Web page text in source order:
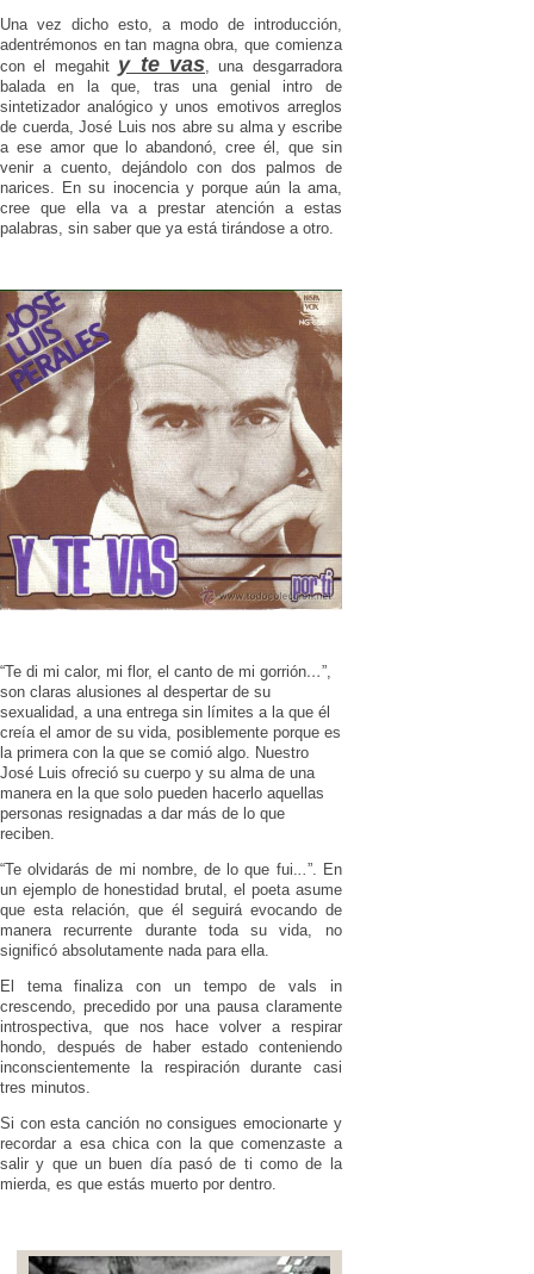
Una vez dicho esto, a modo de introducción,
adentrémonos en tan magna obra, que comienza
con el megahit y te vas, una desgarradora
balada en la que, tras una genial intro de
sintetizador analógico y unos emotivos arreglos
de cuerda, José Luis nos abre su alma y escribe
a ese amor que lo abandonó, cree él, que sin
venir a cuento, dejándolo con dos palmos de
narices. En su inocencia y porque aún la ama,
cree que ella va a prestar atención a estas
palabras, sin saber que ya está tirándose a otro.
“Te di mi calor, mi flor, el canto de mi gorrión…”,
son claras alusiones al despertar de su
sexualidad, a una entrega sin límites a la que él
creía el amor de su vida, posiblemente porque es
la primera con la que se comió algo. Nuestro
José Luis ofreció su cuerpo y su alma de una
manera en la que solo pueden hacerlo aquellas
personas resignadas a dar más de lo que
reciben.
“Te olvidarás de mi nombre, de lo que fui...”. En
un ejemplo de honestidad brutal, el poeta asume
que esta relación, que él seguirá evocando de
manera recurrente durante toda su vida, no
significó absolutamente nada para ella.
El tema finaliza con un tempo de vals in
crescendo, precedido por una pausa claramente
introspectiva, que nos hace volver a respirar
hondo, después de haber estado conteniendo
inconscientemente la respiración durante casi
tres minutos.
Si con esta canción no consigues emocionarte y
recordar a esa chica con la que comenzaste a
salir y que un buen día pasó de ti como de la
mierda, es que estás muerto por dentro.